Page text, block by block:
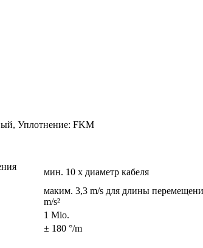
Уплотнение: FKM
мин. 10 x диаметр кабеля
маким. 3,3 m/s для длины
m/s²
1 Mio.
± 180 °/m